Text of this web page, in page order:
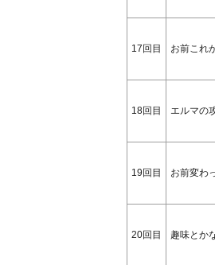
17回目 お前これ
18回目 エルマの
19回目 お前変わ
20回目 趣味とか